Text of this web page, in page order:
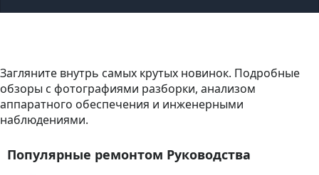
Загляните внутрь самых крутых новинок. Подробные
обзоры с фотографиями разборки, анализом
аппаратного обеспечения и инженерными
наблюдениями.
Популярные ремонтом Руководства